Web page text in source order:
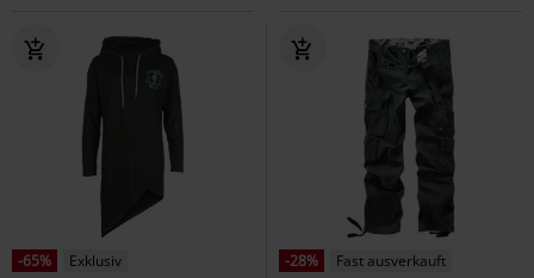
-65%
Exklusiv
-28%
Fast ausverkauft